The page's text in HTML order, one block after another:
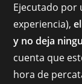
Ejecutado por
experiencia),
y no deja
cuenta que
hora de